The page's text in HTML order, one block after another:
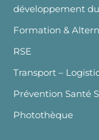
développement
Formation &
RSE
Transport –
Prévention Santé
Photothèque